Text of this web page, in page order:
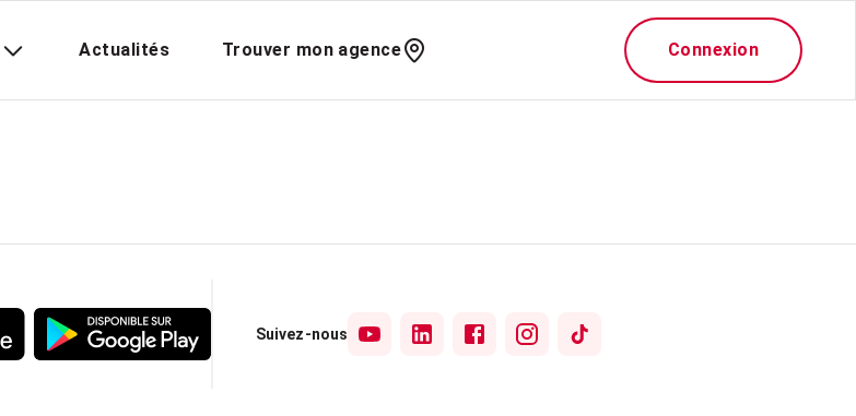
Actualités Trouver mon agence Connexion
Suivez-nous